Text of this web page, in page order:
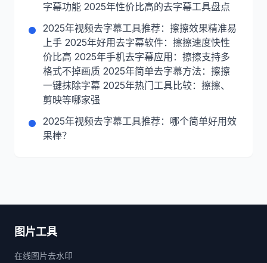
字幕功能 2025年性价比高的去字幕工具盘点
2025年视频去字幕工具推荐：擦擦效果精准易
上手 2025年好用去字幕软件：擦擦速度快性
价比高 2025年手机去字幕应用：擦擦支持多
格式不掉画质 2025年简单去字幕方法：擦擦
一键抹除字幕 2025年热门工具比较：擦擦、
剪映等哪家强
2025年视频去字幕工具推荐：哪个简单好用效
果棒？
图片工具
在线图片去水印